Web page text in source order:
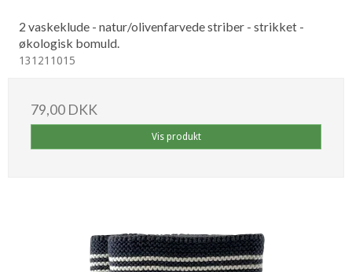
2 vaskeklude - natur/olivenfarvede striber - strikket -
økologisk bomuld.
131211015
79,00 DKK
Vis produkt